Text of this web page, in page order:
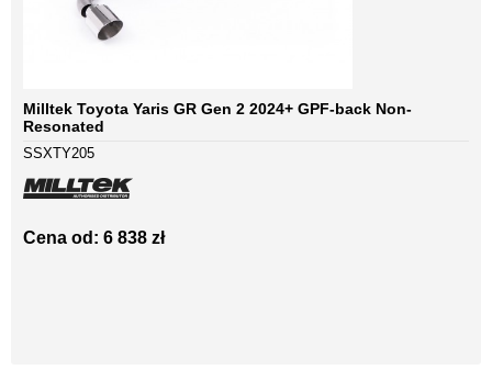
Milltek Toyota Yaris GR Gen 2 2024+ GPF-back Non-
Resonated
SSXTY205
Cena od: 6 838 zł